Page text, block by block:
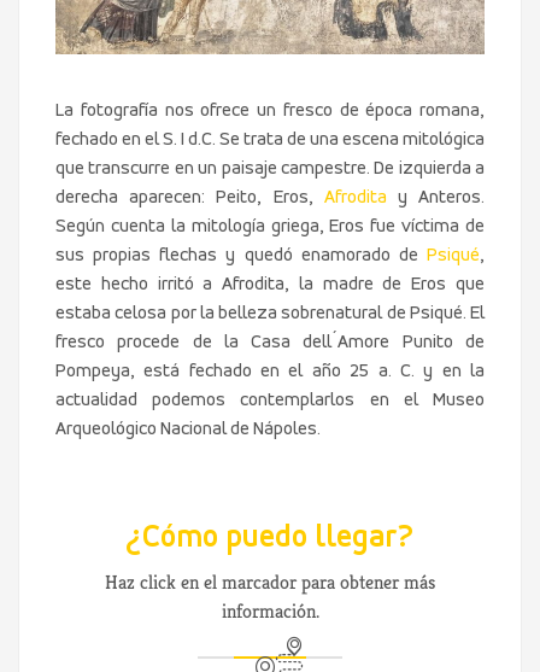
La fotografía nos ofrece un fresco de época romana,
fechado en el S. I d.C. Se trata de una escena mitológica
que transcurre en un paisaje campestre. De izquierda a
derecha aparecen: Peito, Eros, Afrodita y Anteros.
Según cuenta la mitología griega, Eros fue víctima de
sus propias flechas y quedó enamorado de
Psiqué,
este hecho irritó a Afrodita, la madre de Eros que
estaba celosa por la belleza sobrenatural de Psiqué. El
fresco procede de la Casa dell´Amore Punito de
Pompeya, está fechado en el año 25 a. C. y en la
actualidad podemos contemplarlos en el Museo
Arqueológico Nacional de Nápoles.
¿Cómo puedo llegar?
Haz click en el marcador para obtener más
información.